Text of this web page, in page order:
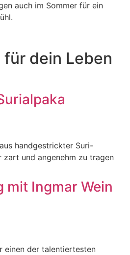
auch im Sommer für ein
für dein Leben
handgestrickter Suri-
zart und angenehm zu tragen
mit Ingmar Wein
einen der talentiertesten